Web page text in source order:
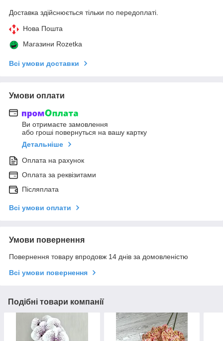
Доставка здійснюється тільки по передоплаті.
Нова Пошта
Магазини Rozetka
Всі умови доставки
Умови оплати
Ви отримаєте замовлення
або гроші повернуться на вашу картку
Детальніше
Оплата на рахунок
Оплата за реквізитами
Післяплата
Всі умови оплати
Умови повернення
Повернення товару впродовж 14 днів за домовленістю
Всі умови повернення
Подібні товари компанії